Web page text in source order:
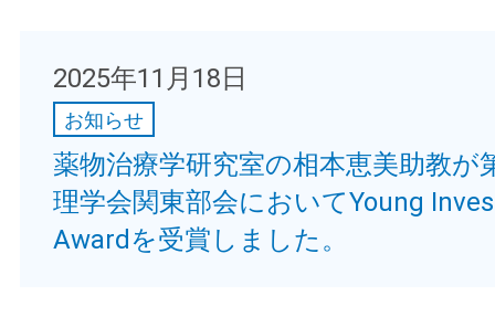
2025年11月18日
お知らせ
薬物治療学研究室の相本恵美助教が
理学会関東部会においてYoung
Awardを受賞しました。